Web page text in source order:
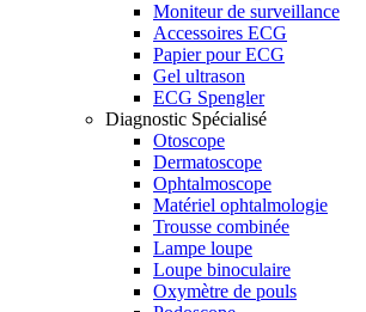
Moniteur de surveillance
Accessoires ECG
Papier pour ECG
Gel ultrason
ECG Spengler
Diagnostic Spécialisé
Otoscope
Dermatoscope
Ophtalmoscope
Matériel ophtalmologie
Trousse combinée
Lampe loupe
Loupe binoculaire
Oxymètre de pouls